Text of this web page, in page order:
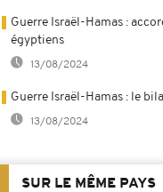
Guerre Israël-Hamas :
égyptiens
13/08/2024
Guerre Israël-Hamas : le
13/08/2024
SUR LE MÊME PAYS